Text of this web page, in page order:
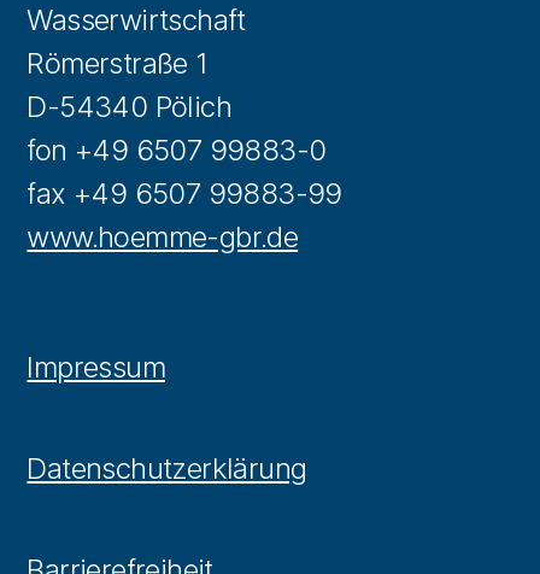
Wasserwirtschaft
Römerstraße 1
D-54340 Pölich
fon +49 6507 99883-0
fax +49 6507 99883-99
www.hoemme-gbr.de
Impressum
Datenschutzerklärung